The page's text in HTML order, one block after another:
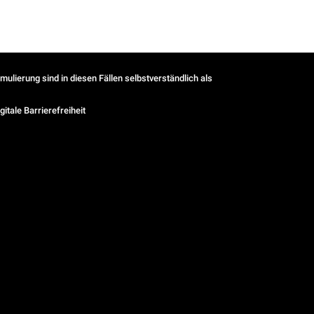
sind in diesen Fällen selbstverständlich als
Barrierefreiheit